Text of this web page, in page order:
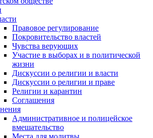
Правовое регулирование
Покровительство властей
Чувства верующих
Участие в выборах и в политической
жизни
Дискуссии о религии и власти
Дискуссии о религии и праве
Религии и карантин
Соглашения
Административное и полицейское
вмешательство
Места для молитвы